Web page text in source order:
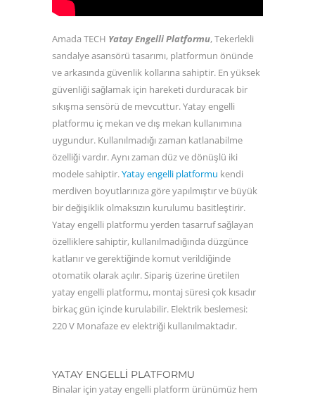
Amada TECH Yatay Engelli Platformu, Tekerlekli
sandalye asansörü tasarımı, platformun önünde
ve arkasında güvenlik kollarına sahiptir. En yüksek
güvenliği sağlamak için hareketi durduracak bir
sıkışma sensörü de mevcuttur. Yatay engelli
platformu iç mekan ve dış mekan kullanımına
uygundur. Kullanılmadığı zaman katlanabilme
özelliği vardır. Aynı zaman düz ve dönüşlü iki
modele sahiptir.Yatay engelli platformu kendi
merdiven boyutlarınıza göre yapılmıştır ve büyük
bir değişiklik olmaksızın kurulumu basitleştirir.
Yatay engelli platformu yerden tasarruf sağlayan
özelliklere sahiptir, kullanılmadığında düzgünce
katlanır ve gerektiğinde komut verildiğinde
otomatik olarak açılır. Sipariş üzerine üretilen
yatay engelli platformu, montaj süresi çok kısadır
birkaç gün içinde kurulabilir. Elektrik beslemesi:
220 V Monafaze ev elektriği kullanılmaktadır.
YATAY ENGELLI PLATFORMU
Binalar için yatay engelli platform ürünümüz hem